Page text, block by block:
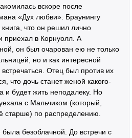
вскоре после
«Дух любви». Браунингу
книга, что он решил лично
приехал в Корнуолл. А
он был очарован ею не только
но и как интересной
Отец был против их
что дочь станет женой какого-
и будет жить неподалеку. Но
с Мальчиком (который,
старше) по распределению.
безоблачной. До встречи с